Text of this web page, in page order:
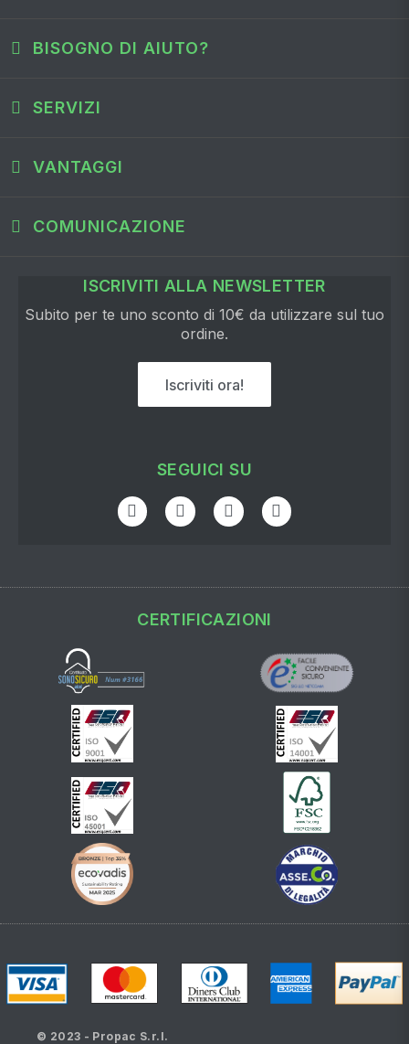
BISOGNO DI AIUTO?
SERVIZI
VANTAGGI
COMUNICAZIONE
ISCRIVITI ALLA NEWSLETTER
Subito per te uno sconto di 10€ da utilizzare sul tuo
ordine.
Iscriviti ora!
SEGUICI SU
CERTIFICAZIONI
© 2023 - Propac S.r.l.